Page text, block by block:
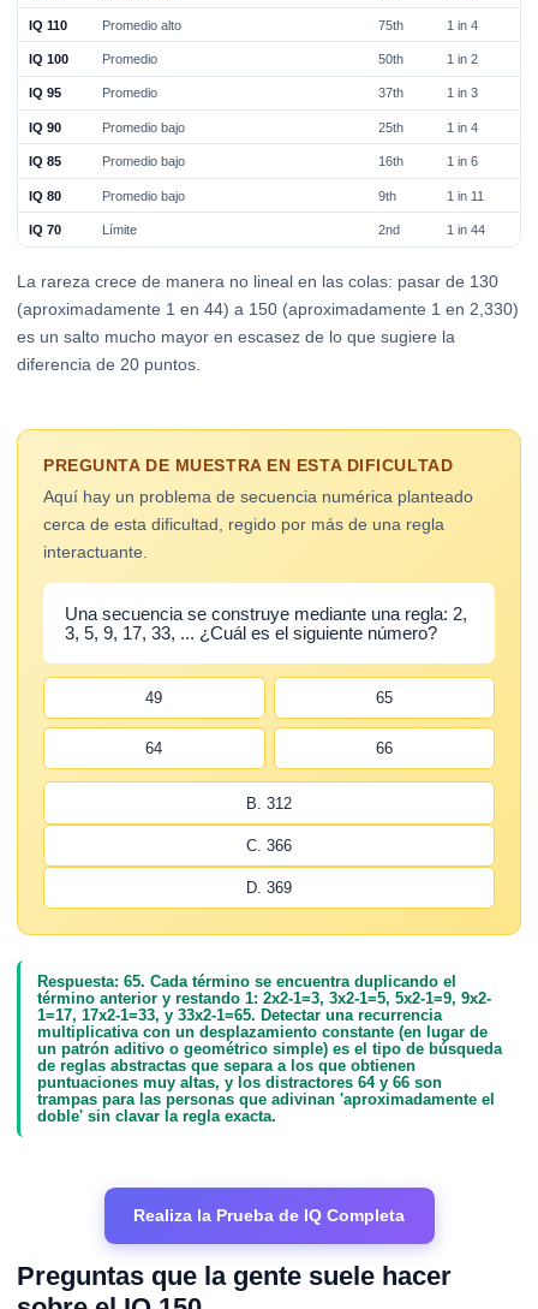
IQ 110 Promedio alto 75th 1 in 4
IQ 100 Promedio 50th 1 in 2
IQ 95 Promedio 37th 1 in 3
IQ 90 Promedio bajo 25th 1 in 4
IQ 85 Promedio bajo 16th 1 in 6
IQ 80 Promedio bajo 9th 1 in 11
IQ 70 Límite 2nd 1 in 44
La rareza crece de manera no lineal en las colas: pasar de 130
(aproximadamente 1 en 44) a 150 (aproximadamente 1 en 2,330)
es un salto mucho mayor en escasez de lo que sugiere la
diferencia de 20 puntos.
PREGUNTA DE MUESTRA EN ESTA DIFICULTAD
Aquí hay un problema de secuencia numérica planteado
cerca de esta dificultad, regido por más de una regla
interactuante.
Una secuencia se construye mediante una regla: 2,
3, 5, 9, 17, 33, ... ¿Cuál es el siguiente número?
49 65
64 66
B. 312
C. 366
D. 369
Respuesta: 65. Cada término se encuentra duplicando el
término anterior y restando 1: 2x2-1=3, 3x2-1=5, 5x2-1=9, 9x2-
1=17, 17x2-1=33, y 33x2-1=65. Detectar una recurrencia
multiplicativa con un desplazamiento constante (en lugar de
un patrón aditivo o geométrico simple) es el tipo de búsqueda
de reglas abstractas que separa a los que obtienen
puntuaciones muy altas, y los distractores 64 y 66 son
trampas para las personas que adivinan 'aproximadamente el
doble' sin clavar la regla exacta.
Realiza la Prueba de IQ Completa
Preguntas que la gente suele hacer